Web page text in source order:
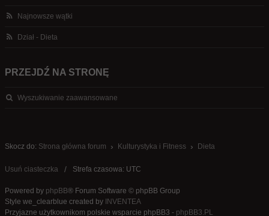
Najnowsze wątki
Dział - Dieta
PRZEJDŹ NA STRONĘ
Wyszukiwanie zaawansowane
Skocz do: Strona główna forum Kulturystyka i Fitness Dieta
Usuń ciasteczka Strefa czasowa: UTC
Powered by phpBB® Forum Software © phpBB Group
Style we_clearblue created by INVENTEA
Przyjazne użytkownikom polskie wsparcie phpBB3 - phpBB3.PL